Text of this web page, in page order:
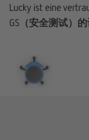
Lucky ist eine
GS（安全测试）的